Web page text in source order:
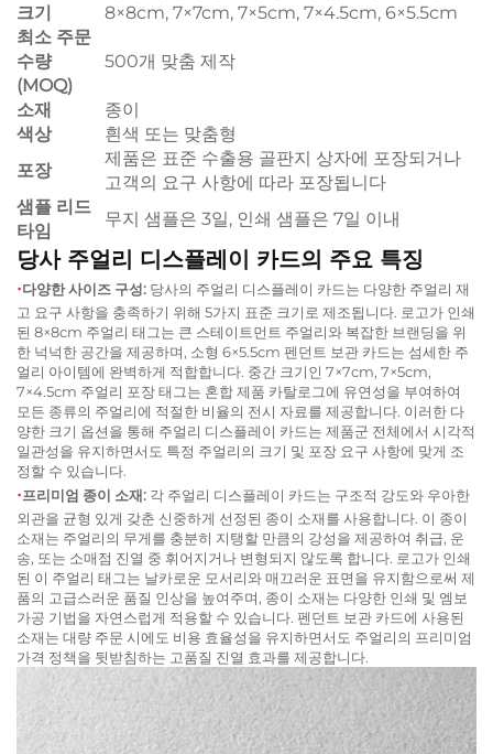
크기
8×8cm, 7×7cm, 7×5cm, 7×4.5cm, 6×5.5cm
최소 주문
수량
(MOQ)
500개 맞춤 제작
소재
종이
색상
흰색 또는 맞춤형
포장
제품은 표준 수출용 골판지 상자에 포장되거나
고객의 요구 사항에 따라 포장됩니다
샘플 리드
타임
무지 샘플은 3일, 인쇄 샘플은 7일 이내
당사 주얼리 디스플레이 카드의 주요 특징
•다양한 사이즈 구성: 당사의 주얼리 디스플레이 카드는 다양한 주얼리 재
고 요구 사항을 충족하기 위해 5가지 표준 크기로 제조됩니다. 로고가 인쇄
된 8×8cm 주얼리 태그는 큰 스테이트먼트 주얼리와 복잡한 브랜딩을 위
한 넉넉한 공간을 제공하며, 소형 6×5.5cm 펜던트 보관 카드는 섬세한 주
얼리 아이템에 완벽하게 적합합니다. 중간 크기인 7×7cm, 7×5cm,
7×4.5cm 주얼리 포장 태그는 혼합 제품 카탈로그에 유연성을 부여하여
모든 종류의 주얼리에 적절한 비율의 전시 자료를 제공합니다. 이러한 다
양한 크기 옵션을 통해 주얼리 디스플레이 카드는 제품군 전체에서 시각적
일관성을 유지하면서도 특정 주얼리의 크기 및 포장 요구 사항에 맞게 조
정할 수 있습니다.
•프리미엄 종이 소재: 각 주얼리 디스플레이 카드는 구조적 강도와 우아한
외관을 균형 있게 갖춘 신중하게 선정된 종이 소재를 사용합니다. 이 종이
소재는 주얼리의 무게를 충분히 지탱할 만큼의 강성을 제공하여 취급, 운
송, 또는 소매점 진열 중 휘어지거나 변형되지 않도록 합니다. 로고가 인쇄
된 이 주얼리 태그는 날카로운 모서리와 매끄러운 표면을 유지함으로써 제
품의 고급스러운 품질 인상을 높여주며, 종이 소재는 다양한 인쇄 및 엠보
가공 기법을 자연스럽게 적용할 수 있습니다. 펜던트 보관 카드에 사용된
소재는 대량 주문 시에도 비용 효율성을 유지하면서도 주얼리의 프리미엄
가격 정책을 뒷받침하는 고품질 진열 효과를 제공합니다.